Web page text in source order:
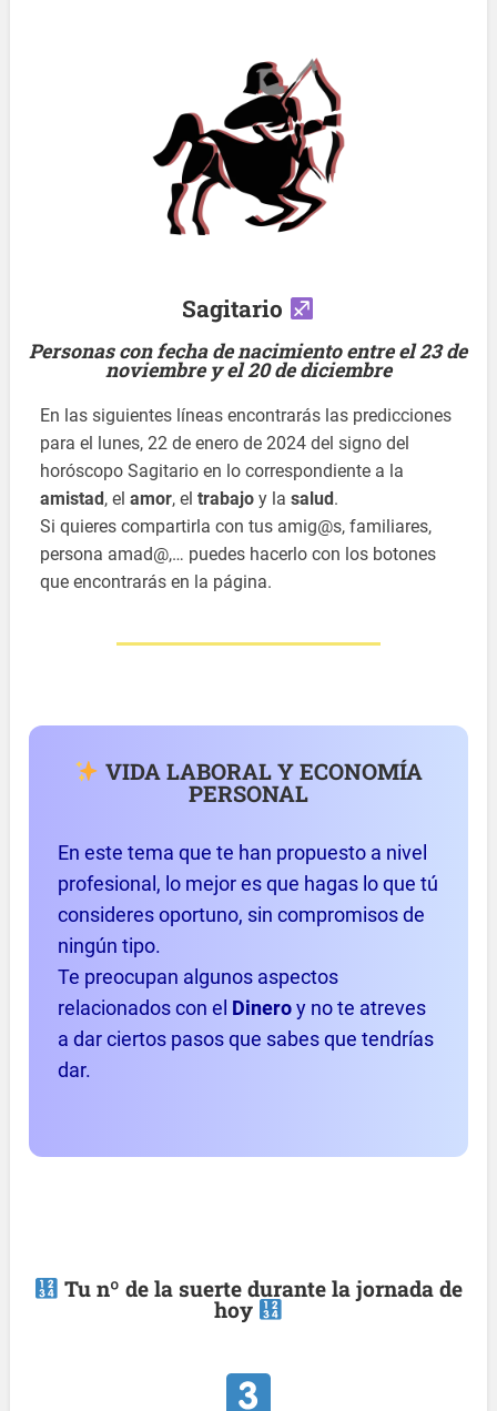
Sagitario
Personas con fecha de nacimiento entre el 23 de
noviembre y el 20 de diciembre
En las siguientes líneas encontrarás las predicciones
para el lunes, 22 de enero de 2024 del signo del
horóscopo Sagitario en lo correspondiente a la
amistad , elamor, eltrabajo y lasalud .
Si quieres compartirla con tus amig@s, familiares,
persona amad@,… puedes hacerlo con los botones
que encontrarás en la página.
VIDA LABORAL Y ECONOMÍA
PERSONAL
En este tema que te han propuesto a nivel
profesional, lo mejor es que hagas lo que tú
consideres oportuno, sin compromisos de
ningún tipo.
Te preocupan algunos aspectos
relacionados con el Dinero y no te atreves
a dar ciertos pasos que sabes que tendrías
dar.
Tu nº de la suerte durante la jornada de
hoy